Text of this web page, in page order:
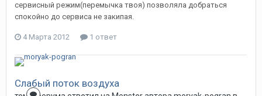
сервисный режим(перемычка твоя) позволяла добраться
спокойно до сервиса не закипая.
4 Марта 2012 1 ответ
Слабый поток воздуха